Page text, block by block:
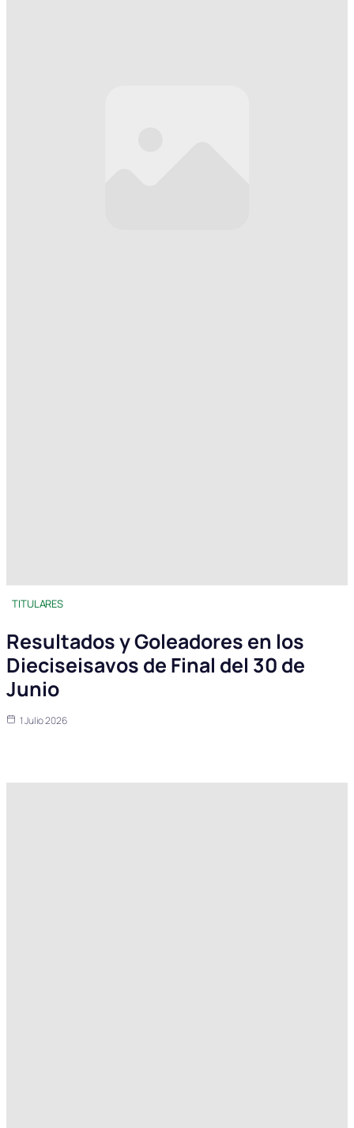
TITULARES
Resultados y Goleadores en los
Dieciseisavos de Final del 30 de
Junio
1 Julio 2026